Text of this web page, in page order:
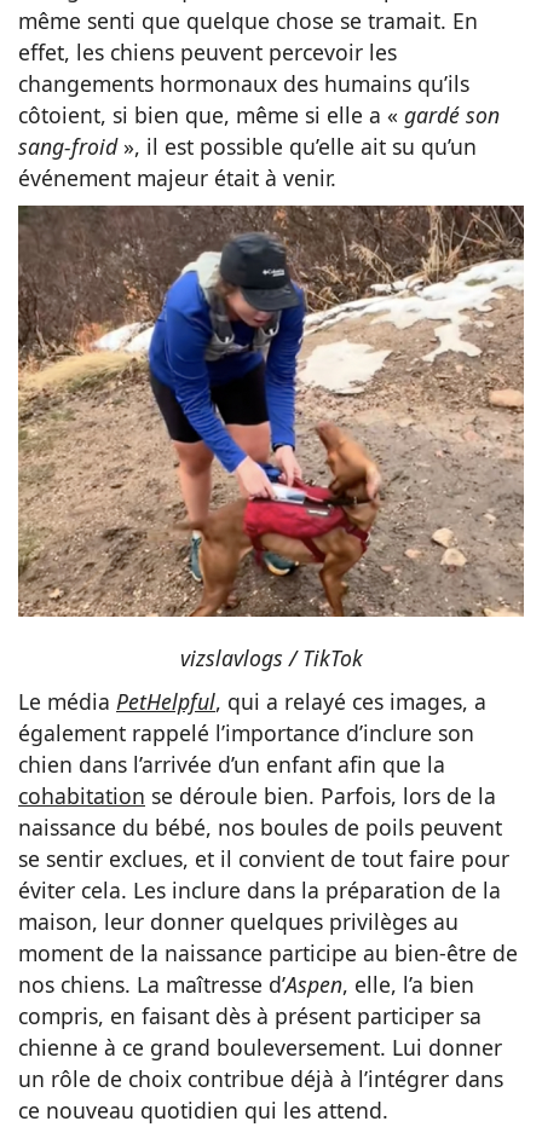
même senti que quelque chose se tramait. En
effet, les chiens peuvent percevoir les
changements hormonaux des humains qu’ils
côtoient, si bien que, même si elle a « gardé son
sang-froid», il est possible qu’elle ait su qu’un
événement majeur était à venir.
vizslavlogs / TikTok
Le média PetHelpful, qui a relayé ces images, a
également rappelé l’importance d’inclure son
chien dans l’arrivée d’un enfant afin que la
cohabitation se déroule bien. Parfois, lors de la
naissance du bébé, nos boules de poils peuvent
se sentir exclues, et il convient de tout faire pour
éviter cela. Les inclure dans la préparation de la
maison, leur donner quelques privilèges au
moment de la naissance participe au bien-être de
nos chiens. La maîtresse d’Aspen, elle, l’a bien
compris, en faisant dès à présent participer sa
chienne à ce grand bouleversement. Lui donner
un rôle de choix contribue déjà à l’intégrer dans
ce nouveau quotidien qui les attend.